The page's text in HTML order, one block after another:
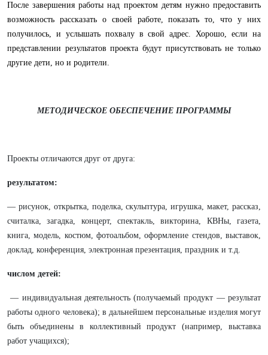
После завершения работы над проектом детям нужно предоставить
возможность рассказать о своей работе, показать то, что у них
получилось, и услышать похвалу в свой адрес. Хорошо, если на
представлении результатов проекта будут присутствовать не только
другие дети, но и родители.
МЕТОДИЧЕСКОЕ ОБЕСПЕЧЕНИЕ ПРОГРАММЫ
Проекты отличаются друг от друга:
результатом:
— рисунок, открытка, поделка, скульптура, игрушка, макет, рассказ,
считалка, загадка, концерт, спектакль, викторина, КВНы, газета,
книга, модель, костюм, фотоальбом, оформление стендов, выставок,
доклад, конференция, электронная презентация, праздник и т.д.
числом детей:
— индивидуальная деятельность (получаемый продукт — результат
работы одного человека); в дальнейшем персональные изделия могут
быть объединены в коллективный продукт (например, выставка
работ учащихся);